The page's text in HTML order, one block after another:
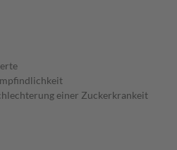
einer Zuckerkrankeit